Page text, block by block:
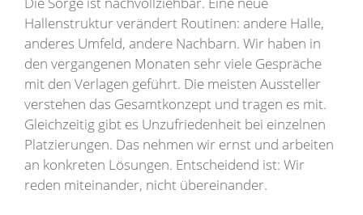
Hallenstruktur verändert Routinen: andere Halle,
anderes Umfeld, andere Nachbarn. Wir haben in
den vergangenen Monaten sehr viele Gespräche
mit den Verlagen geführt. Die meisten Aussteller
verstehen das Gesamtkonzept und tragen es mit.
Gleichzeitig gibt es Unzufriedenheit bei einzelnen
Platzierungen. Das nehmen wir ernst und arbeiten
an konkreten Lösungen. Entscheidend ist: Wir
reden miteinander, nicht übereinander.